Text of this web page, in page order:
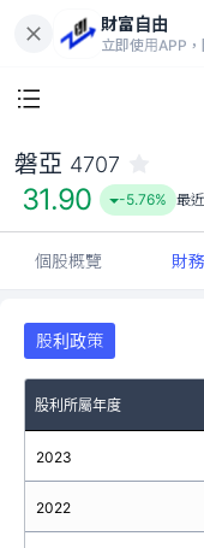
財富自由
立即使用APP
磐亞 4707
31.90 -5.76% 最
個股概覽 財
股利政策
股利所屬年度
2023
2022